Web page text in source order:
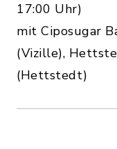
17:00 Uhr)
mit Ciposugar
(Vizille),
(Hettstedt)